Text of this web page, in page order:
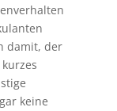
damit, der
keine